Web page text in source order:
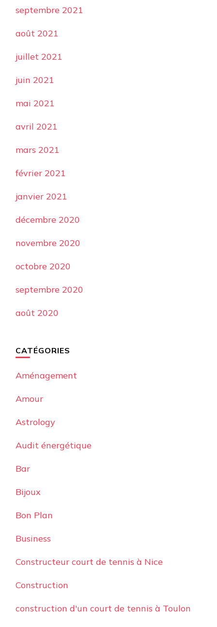
septembre 2021
août 2021
juillet 2021
juin 2021
mai 2021
avril 2021
mars 2021
février 2021
janvier 2021
décembre 2020
novembre 2020
octobre 2020
septembre 2020
août 2020
CATÉGORIES
Aménagement
Amour
Astrology
Audit énergétique
Bar
Bijoux
Bon Plan
Business
Constructeur court de tennis à Nice
Construction
construction d'un court de tennis à Toulon